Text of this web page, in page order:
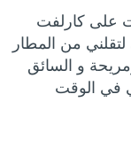
على كارلفت
لتقلني من المطار
و السائق
في الوقت